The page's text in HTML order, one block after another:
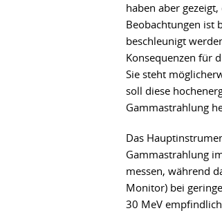
haben aber
Beobachtungen ist
beschleunigt
Konsequenzen für
Sie steht
soll diese
Gammastrahlung
Das
Gammastrahlung
messen, während
Monitor) bei
30 MeV